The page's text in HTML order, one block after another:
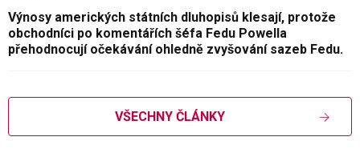
Výnosy amerických státních dluhopisů klesají, protože
obchodníci po komentářích šéfa Fedu Powella
přehodnocují očekávání ohledně zvyšování sazeb Fedu.
VŠECHNY ČLÁNKY